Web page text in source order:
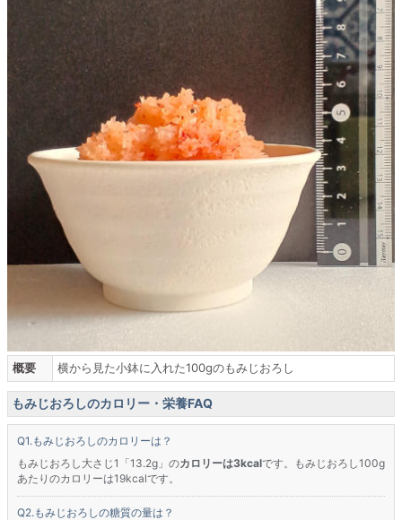
概要 横から見た小鉢に入れた100gのもみじおろし
もみじおろしのカロリー・栄養FAQ
もみじおろしのカロリーは？
もみじおろし大さじ1「13.2g」のカロリーは3kcalです。もみじおろし100g
あたりのカロリーは19kcalです。
もみじおろしの糖質の量は？